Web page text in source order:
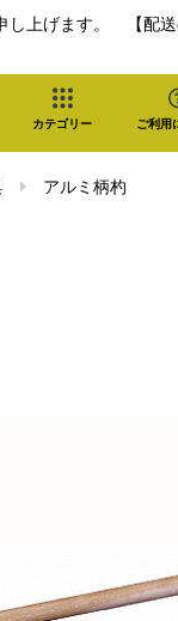
し上げます。 【
カテゴリー ご利用
アルミ柄杓